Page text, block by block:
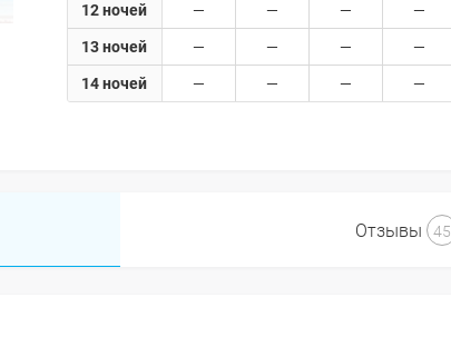
12 ночей
13 ночей
14 ночей
Отзывы 45